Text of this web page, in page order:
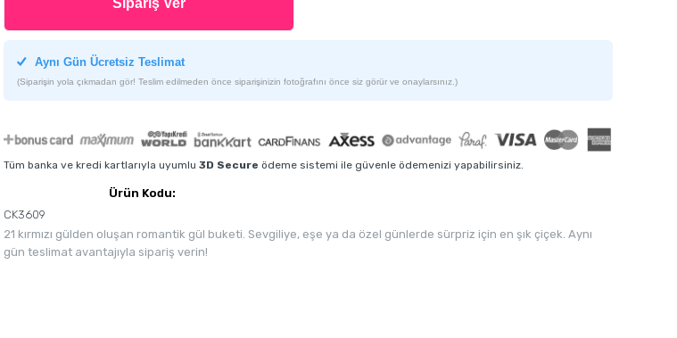
Sipariş Ver
Aynı Gün Ücretsiz Teslimat
(Siparişin yola çıkmadan gör! Teslim edilmeden önce siparişinizin fotoğrafını önce siz görür ve onaylarsınız.)
Tüm banka ve kredi kartlarıyla uyumlu 3D Secure ödeme sistemi ile güvenle ödemenizi yapabilirsiniz.
Ürün Kodu:
CK3609
21 kırmızı gülden oluşan romantik gül buketi. Sevgiliye, eşe ya da özel günlerde sürpriz için en şık çiçek. Aynı
gün teslimat avantajıyla sipariş verin!